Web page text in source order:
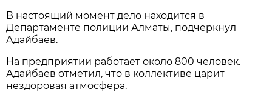
В настоящий момент дело находится в
Департаменте полиции Алматы, подчеркнул
Адайбаев.
На предприятии работает около 800 человек.
Адайбаев отметил, что в коллективе царит
нездоровая атмосфера.